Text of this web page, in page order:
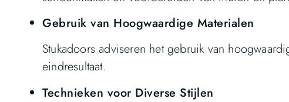
Gebruik van Hoogwaardige Materialen
Stukadoors adviseren het gebruik van
eindresultaat.
Technieken voor Diverse Stijlen